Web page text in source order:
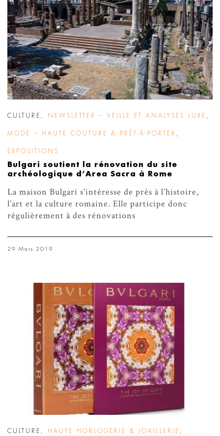
CULTURE NEWSLETTER – VEILLE ET ANALYSES LUXE
MODE – HAUTE COUTURE & PRÊT-À-PORTER
EXPOSITIONS
Bulgari soutient la rénovation du site
archéologique d’Area Sacra à Rome
La maison Bulgari s’intéresse de près à l’histoire,
l’art et la culture romaine. Elle participe donc
régulièrement à des rénovations
29 Mars 2019
CULTURE , HAUTE HORLOGERIE & JOAILLERIE ,